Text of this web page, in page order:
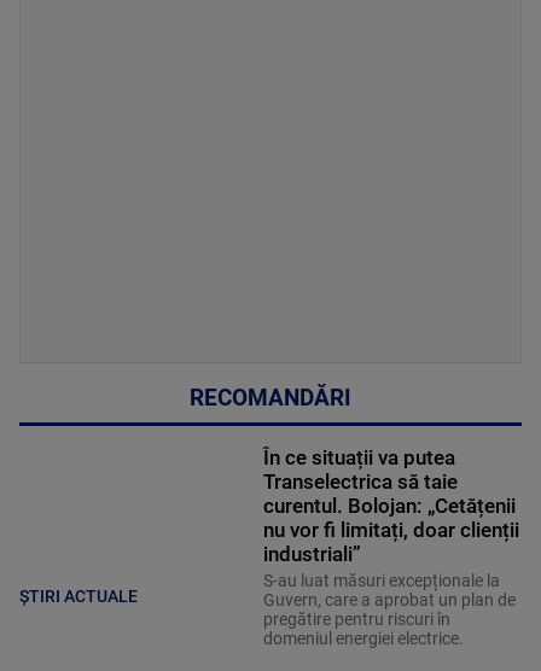
RECOMANDĂRI
ȘTIRI ACTUALE
În ce situații va putea
Transelectrica să taie
curentul. Bolojan: „Cetățenii
nu vor fi limitați, doar clienții
industriali”
S-au luat măsuri excepționale la
Guvern, care a aprobat un plan de
pregătire pentru riscuri în
domeniul energiei electrice.